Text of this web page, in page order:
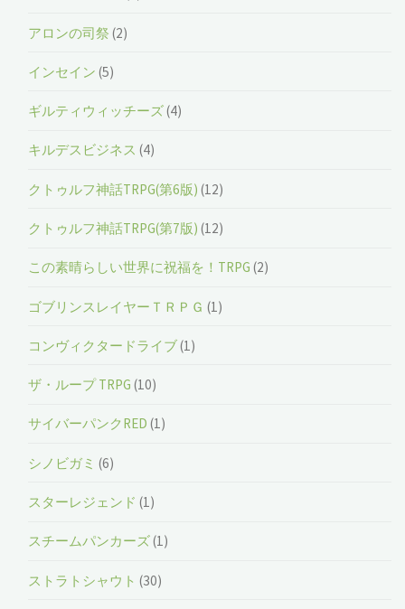
アロンの司祭 (2)
インセイン (5)
ギルティウィッチーズ(4)
キルデスビジネス (4)
クトゥルフ神話TRPG(第6版) (12)
クトゥルフ神話TRPG(第7版) (12)
この素晴らしい世界に祝福を！TRPG (2)
ゴブリンスレイヤーＴＲＰＧ (1)
コンヴィクタードライブ(1)
ザ・ループ TRPG (10)
サイバーパンクRED (1)
シノビガミ (6)
スターレジェンド (1)
スチームパンカーズ(1)
ストラトシャウト (30)